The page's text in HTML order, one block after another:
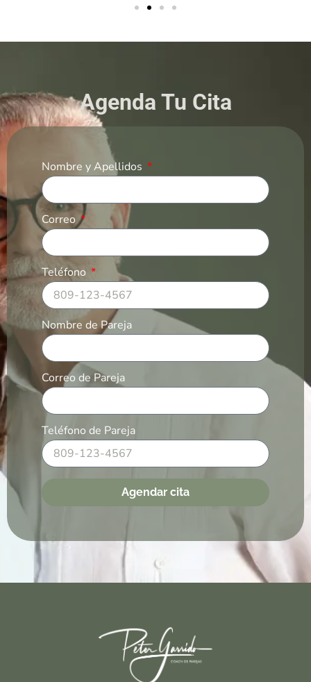
Agenda Tu Cita
Nombre y Apellidos
Correo
Teléfono
Nombre de Pareja
Correo de Pareja
Teléfono de Pareja
Agendar cita